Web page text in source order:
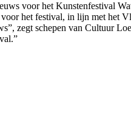
voor het Kunstenfestival
het festival, in lijn met het
zegt schepen van Cultuur